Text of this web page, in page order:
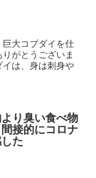
大コブダイを仕
がとうございま
は、身は刺身や
り臭い食べ物
接的にコロナ
た